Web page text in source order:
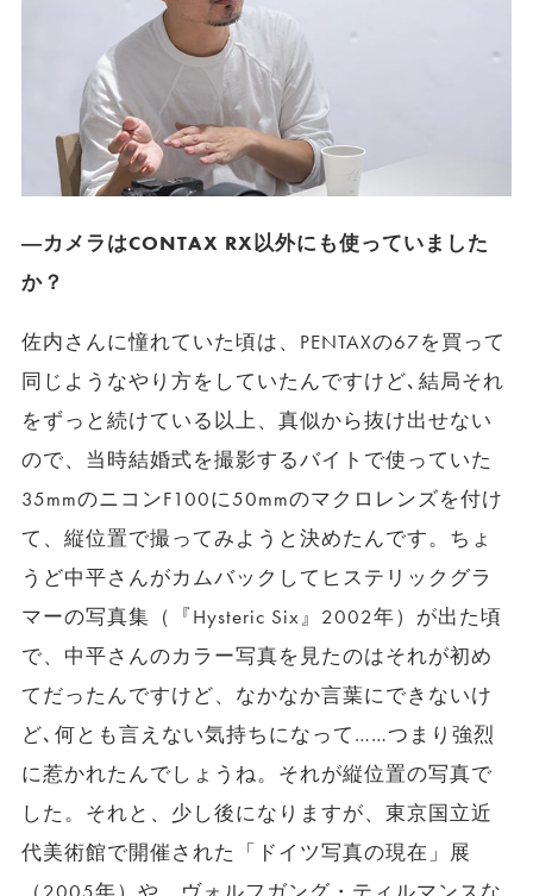
―カメラはCONTAX RX以外にも使っていました
か？
佐内さんに憧れていた頃は、PENTAXの67を買って
同じようなやり方をしていたんですけど､結局それ
をずっと続けている以上、真似から抜け出せない
ので、当時結婚式を撮影するバイトで使っていた
35mmのニコンF100に50mmのマクロレンズを付け
て、縦位置で撮ってみようと決めたんです。ちょ
うど中平さんがカムバックしてヒステリックグラ
マーの写真集（『Hysteric Six』2002年）が出た頃
で、中平さんのカラー写真を見たのはそれが初め
てだったんですけど、なかなか言葉にできないけ
ど､何とも言えない気持ちになって……つまり強烈
に惹かれたんでしょうね。それが縦位置の写真で
した。それと、少し後になりますが、東京国立近
代美術館で開催された「ドイツ写真の現在」展